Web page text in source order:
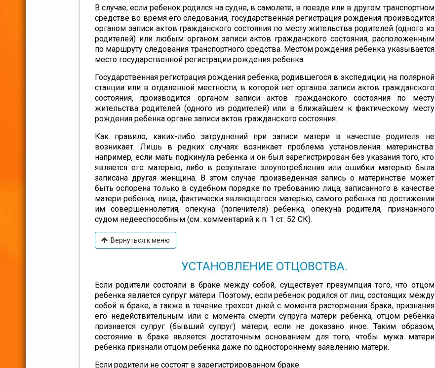
В случае, если ребенок родился на судне, в самолете, в поезде или в другом транспортном
средстве во время его следования, государственная регистрация рождения производится
органом записи актов гражданского состояния по месту жительства родителей (одного из
родителей) или любым органом записи актов гражданского состояния, расположенным
по маршруту следования транспортного средства. Местом рождения ребенка указывается
место государственной регистрации рождения ребенка.
Государственная регистрация рождения ребенка, родившегося в экспедиции, на полярной
станции или в отдаленной местности, в которой нет органов записи актов гражданского
состояния, производится органом записи актов гражданского состояния по месту
жительства родителей (одного из родителей) или в ближайшем к фактическому месту
рождения ребенка органе записи актов гражданского состояния.
Как правило, каких-либо затруднений при записи матери в качестве родителя не
возникает. Лишь в редких случаях возникает проблема установления материнства:
например, если мать подкинула ребенка и он был зарегистрирован без указания того, кто
является его матерью, либо в результате злоупотребления или ошибки матерью была
записана другая женщина. В этом случае произведенная запись о материнстве может
быть оспорена только в судебном порядке по требованию лица, записанного в качестве
матери ребенка, лица, фактически являющегося матерью, самого ребенка по достижении
им совершеннолетия, опекуна (попечителя) ребенка, опекуна родителя, признанного
судом недееспособным (см. комментарий к п. 1 ст. 52 СК).
Вернуться к меню
УСТАНОВЛЕНИЕ ОТЦОВСТВА.
Если родители состояли в браке между собой, существует презумпция того, что отцом
ребенка является супруг матери. Поэтому, если ребенок родился от лиц, состоящих между
собой в браке, а также в течение трехсот дней с момента расторжения брака, признания
его недействительным или с момента смерти супруга матери ребенка, отцом ребенка
признается супруг (бывший супруг) матери, если не доказано иное. Таким образом,
состояние в браке является достаточным основанием для того, чтобы мужа матери
ребенка признали отцом ребенка даже по одностороннему заявлению матери.
Если родители не состоят в зарегистрированном браке